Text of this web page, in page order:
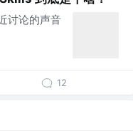
讨论的声音
12